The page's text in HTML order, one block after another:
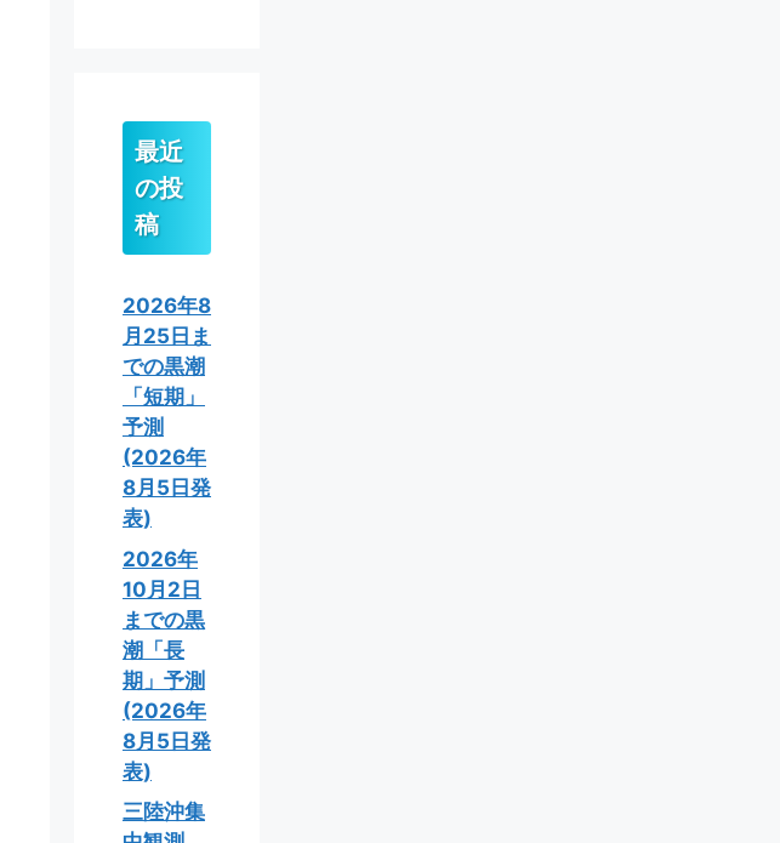
最近
の投
稿
2026年8
月25日ま
での黒潮
「短期」
予測
(2026年
8月5日発
表)
2026年
10月2日
までの黒
潮「長
期」予測
(2026年
8月5日発
表)
三陸沖集